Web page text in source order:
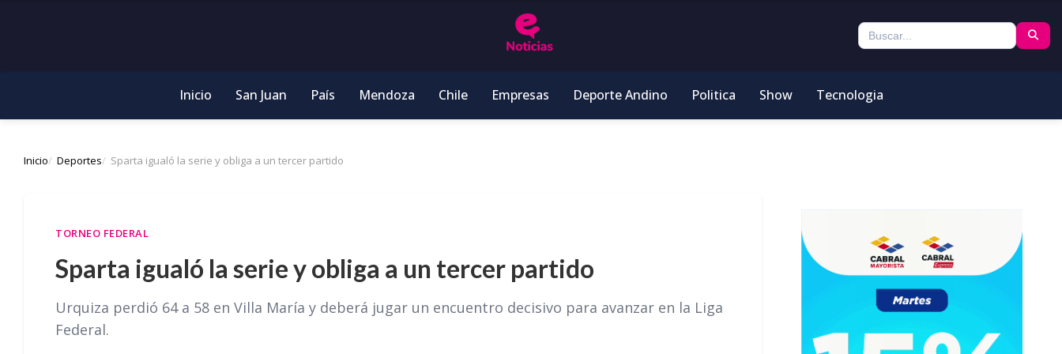
Inicio San Juan País Mendoza Chile Empresas Deporte Andino Politica Show Tecnologia
Inicio Deportes Sparta igualó la serie y obliga a un tercer partido
TORNEO FEDERAL
Sparta igualó la serie y obliga a un tercer partido
Urquiza perdió 64 a 58 en Villa María y deberá jugar un encuentro decisivo para avanzar en la Liga
Federal.